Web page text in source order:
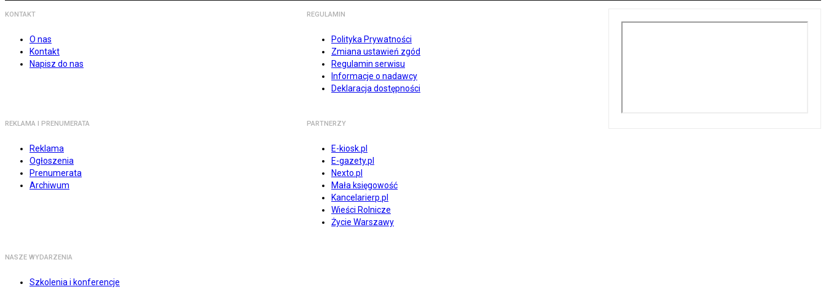
KONTAKT
O nas
Kontakt
Napisz do nas
REGULAMIN
Polityka Prywatności
Zmiana ustawień zgód
Regulamin serwisu
Informacje o nadawcy
Deklaracja dostępności
REKLAMA I PRENUMERATA
Reklama
Ogłoszenia
Prenumerata
Archiwum
PARTNERZY
E-kiosk.pl
E-gazety.pl
Nexto.pl
Mała księgowość
Kancelarierp.pl
Wieści Rolnicze
Życie Warszawy
NASZE WYDARZENIA
Szkolenia i konferencje